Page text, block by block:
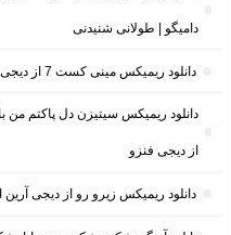
دامیگو | طولانی شنیدنی
دانلود ریمیکس مینی کست 7 از دیجی مهراس
دانلود ریمیکس سیتیزن دل پاکتم من
از دیجی فنزو
دانلود ریمیکس زیرو رو از دیجی